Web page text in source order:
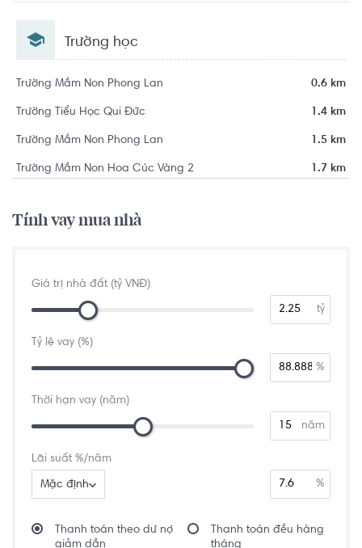
Trường học
Trường Mầm Non Phong Lan 0.6 km
Trường Tiểu Học Qui Đức 1.4 km
Trường Mầm Non Phong Lan 1.5 km
Trường Mầm Non Hoa Cúc Vàng 2 1.7 km
Tính vay mua nhà
Giá trị nhà đất (tỷ VNĐ)
tỷ
Tỷ lệ vay (%)
%
Thời hạn vay (năm)
năm
Lãi suất %/năm
Mặc định %
Thanh toán theo dư nợ
giảm dần
Thanh toán đều hàng
tháng